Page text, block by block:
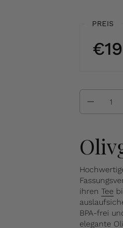
PREIS
ihren Tee
BPA-frei
elegante